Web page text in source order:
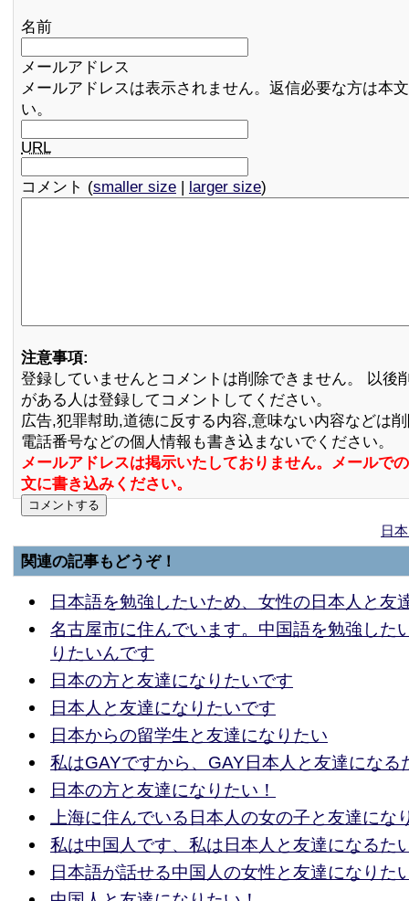
名前
メールアドレス
メールアドレスは表示されません。返信必要な方は本
い。
URL
コメント (smaller size | larger size)
注意事項:
登録していませんとコメントは削除できません。 以後
がある人は登録してコメントしてください。
広告,犯罪幇助,道徳に反する内容,意味ない内容などは
電話番号などの個人情報も書き込まないでください。
メールアドレスは掲示いたしておりません。メールで
文に書き込みください。
日
関連の記事もどうぞ！
日本語を勉強したいため、女性の日本人と友
名古屋市に住んでいます。中国語を勉強した
りたいんです
日本の方と友達になりたいです
日本人と友達になりたいです
日本からの留学生と友達になりたい
私はGAYですから、GAY日本人と友達になる
日本の方と友達になりたい！
上海に住んでいる日本人の女の子と友達にな
私は中国人です、私は日本人と友達になるた
日本語が話せる中国人の女性と友達になりた